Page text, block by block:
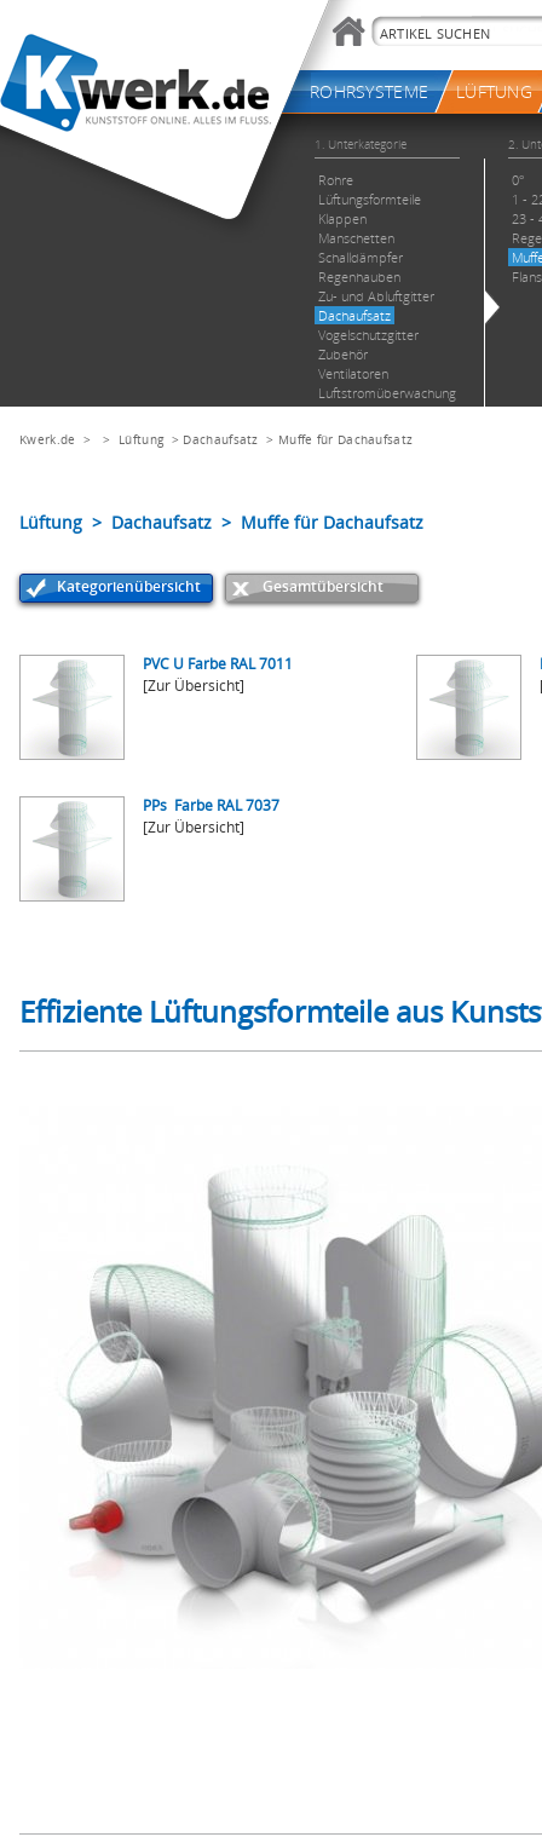
Kwerk.de > > Lüftung> Dachaufsatz > Muffe für Dachaufsatz
Lüftung > Dachaufsatz > Muffe für Dachaufsatz
Kategorienübersicht Gesamtübersicht
PVC U Farbe RAL 7011
[Zur Übersicht]
PPs Farbe RAL 7037
[Zur Übersicht]
Effiziente Lüftungsformteile aus